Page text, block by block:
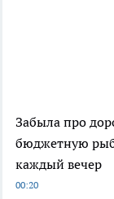
Забыла про
бюджетную
каждый вечер
00:20